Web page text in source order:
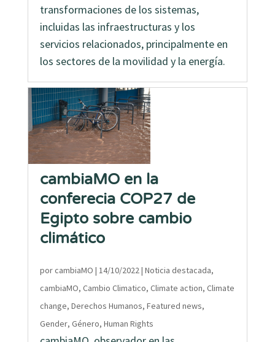
transformaciones de los sistemas,
incluidas las infraestructuras y los
servicios relacionados, principalmente en
los sectores de la movilidad y la energía.
cambiaMO en la
conferecia COP27 de
Egipto sobre cambio
climático
porcambiaMO | 14/10/2022| Noticia destacada,
cambiaMO, Cambio Climatico, Climate action, Climate
change, Derechos Humanos, Featured news,
Gender, Género, Human Rights